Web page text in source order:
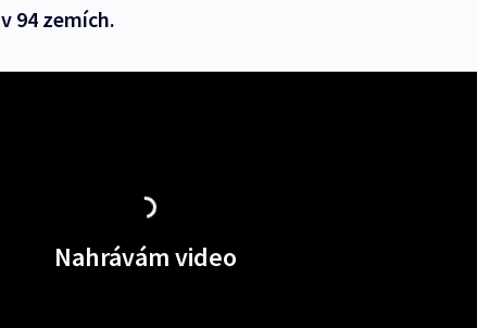
94 zemích.
Nahrávám video